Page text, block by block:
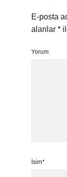
E-posta
alanlar *
Yorum
İsim*